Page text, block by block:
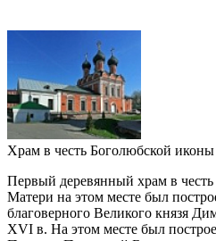
Храм в честь Боголюбской
Первый деревянный храм в
Матери на этом месте был
благоверного Великого князя
XVI в. На этом месте был